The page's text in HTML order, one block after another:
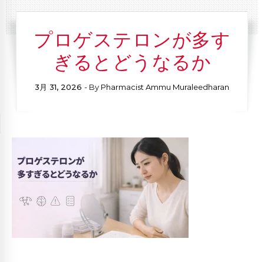
プロゲステロンが多す
ぎるとどうなるか
3月 31, 2026 - By Pharmacist Ammu Muraleedharan